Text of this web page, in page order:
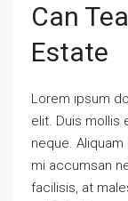
Can
Estate
Lorem ipsum
elit. Duis mollis
neque.
mi accumsan
facilisis, at